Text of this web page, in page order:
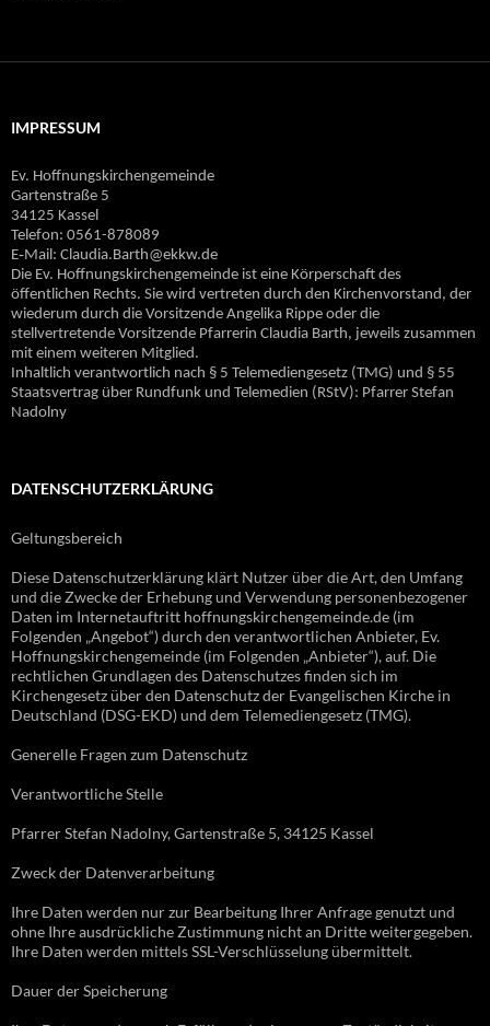
IMPRESSUM
Ev. Hoffnungskirchengemeinde
Gartenstraße 5
34125 Kassel
Telefon: 0561-878089
E‐Mail: Claudia.Barth@ekkw.de
Die Ev. Hoffnungskirchengemeinde ist eine Körperschaft des
öffentlichen Rechts. Sie wird vertreten durch den Kirchenvorstand, der
wiederum durch die Vorsitzende Angelika Rippe oder die
stellvertretende Vorsitzende Pfarrerin Claudia Barth, jeweils zusammen
mit einem weiteren Mitglied.
Inhaltlich verantwortlich nach § 5 Telemediengesetz (TMG) und § 55
Staatsvertrag über Rundfunk und Telemedien (RStV): Pfarrer Stefan
Nadolny
DATENSCHUTZERKLÄRUNG
Geltungsbereich
Diese Datenschutzerklärung klärt Nutzer über die Art, den Umfang
und die Zwecke der Erhebung und Verwendung personenbezogener
Daten im Internetauftritt hoffnungskirchengemeinde.de (im
Folgenden „Angebot“) durch den verantwortlichen Anbieter, Ev.
Hoffnungskirchengemeinde (im Folgenden „Anbieter“), auf. Die
rechtlichen Grundlagen des Datenschutzes finden sich im
Kirchengesetz über den Datenschutz der Evangelischen Kirche in
Deutschland (DSG-EKD) und dem Telemediengesetz (TMG).
Generelle Fragen zum Datenschutz
Verantwortliche Stelle
Pfarrer Stefan Nadolny, Gartenstraße 5, 34125 Kassel
Zweck der Datenverarbeitung
Ihre Daten werden nur zur Bearbeitung Ihrer Anfrage genutzt und
ohne Ihre ausdrückliche Zustimmung nicht an Dritte weitergegeben.
Ihre Daten werden mittels SSL-Verschlüsselung übermittelt.
Dauer der Speicherung